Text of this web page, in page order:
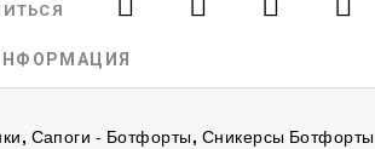
, Сапоги - Ботфорты, Сникерсы Ботфорты